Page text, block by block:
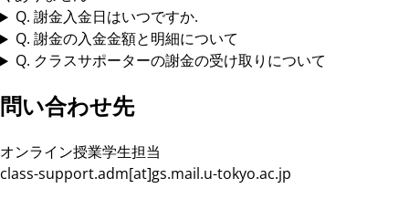
Q. 謝金入金日はいつですか.
Q. 謝金の入金金額と明細について
Q. クラスサポーターの謝金の受け取りについて
問い合わせ先
オンライン授業学生担当
class-support.adm[at]gs.mail.u-tokyo.ac.jp